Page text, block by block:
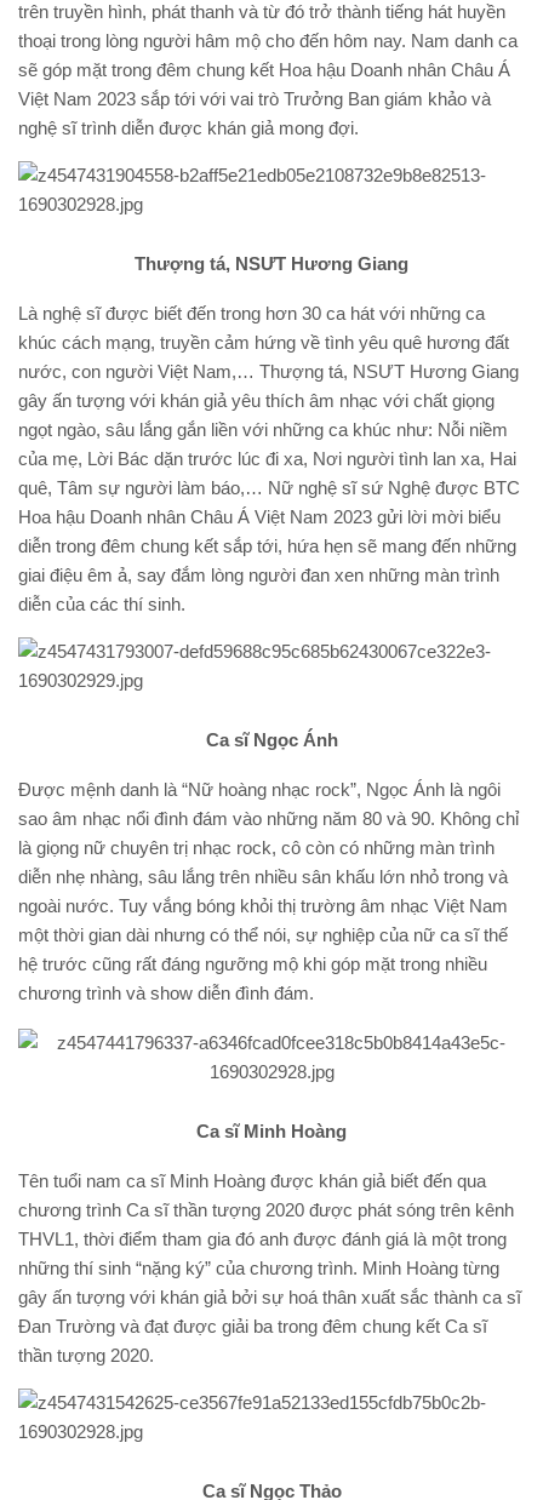
trên truyền hình, phát thanh và từ đó trở thành tiếng hát huyền
thoại trong lòng người hâm mộ cho đến hôm nay. Nam danh ca
sẽ góp mặt trong đêm chung kết Hoa hậu Doanh nhân Châu Á
Việt Nam 2023 sắp tới với vai trò Trưởng Ban giám khảo và
nghệ sĩ trình diễn được khán giả mong đợi.
Thượng tá, NSƯT Hương Giang
Là nghệ sĩ được biết đến trong hơn 30 ca hát với những ca
khúc cách mạng, truyền cảm hứng về tình yêu quê hương đất
nước, con người Việt Nam,… Thượng tá, NSƯT Hương Giang
gây ấn tượng với khán giả yêu thích âm nhạc với chất giọng
ngọt ngào, sâu lắng gắn liền với những ca khúc như: Nỗi niềm
của mẹ, Lời Bác dặn trước lúc đi xa, Nơi người tình lan xa, Hai
quê, Tâm sự người làm báo,… Nữ nghệ sĩ sứ Nghệ được BTC
Hoa hậu Doanh nhân Châu Á Việt Nam 2023 gửi lời mời biểu
diễn trong đêm chung kết sắp tới, hứa hẹn sẽ mang đến những
giai điệu êm ả, say đắm lòng người đan xen những màn trình
diễn của các thí sinh.
Ca sĩ Ngọc Ánh
Được mệnh danh là “Nữ hoàng nhạc rock”, Ngọc Ánh là ngôi
sao âm nhạc nổi đình đám vào những năm 80 và 90. Không chỉ
là giọng nữ chuyên trị nhạc rock, cô còn có những màn trình
diễn nhẹ nhàng, sâu lắng trên nhiều sân khấu lớn nhỏ trong và
ngoài nước. Tuy vắng bóng khỏi thị trường âm nhạc Việt Nam
một thời gian dài nhưng có thể nói, sự nghiệp của nữ ca sĩ thế
hệ trước cũng rất đáng ngưỡng mộ khi góp mặt trong nhiều
chương trình và show diễn đình đám.
Ca sĩ Minh Hoàng
Tên tuổi nam ca sĩ Minh Hoàng được khán giả biết đến qua
chương trình Ca sĩ thần tượng 2020 được phát sóng trên kênh
THVL1, thời điểm tham gia đó anh được đánh giá là một trong
những thí sinh “nặng ký” của chương trình. Minh Hoàng từng
gây ấn tượng với khán giả bởi sự hoá thân xuất sắc thành ca sĩ
Đan Trường và đạt được giải ba trong đêm chung kết Ca sĩ
thần tượng 2020.
Ca sĩ Ngọc Thảo